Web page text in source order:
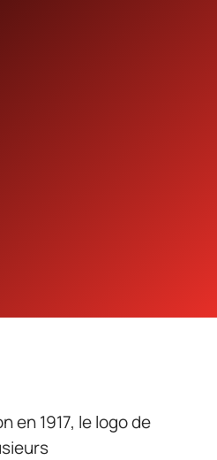
en 1917, le logo de